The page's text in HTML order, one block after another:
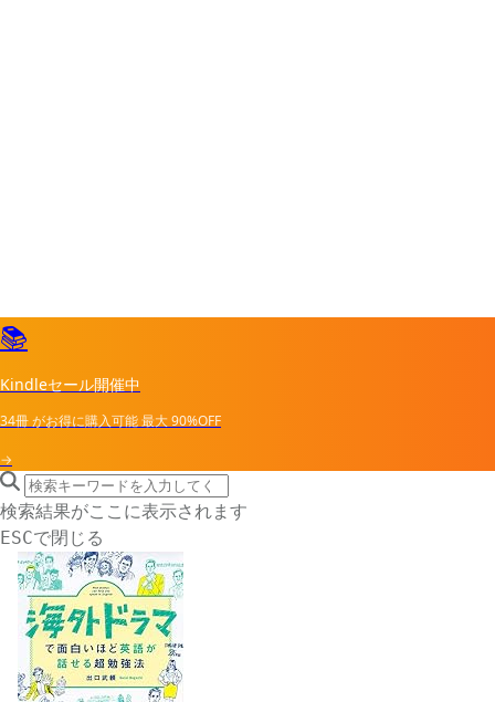
📚
Kindleセール開催中
34冊がお得に購入可能最大90%OFF
→
search icon
サイト内検索
検索結果がここに表示されます
ESCで閉じる